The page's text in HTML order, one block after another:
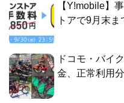
【Y!mobile】
トアで9月末
ドコモ・バイ
金、正常利用